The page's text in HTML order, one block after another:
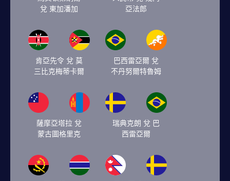
兌 東加潘加
亞法郎
肯亞先令 兌 莫
三比克梅蒂卡爾
巴西雷亞爾 兌
不丹努爾特魯姆
薩摩亞塔拉 兌
蒙古圖格里克
瑞典克朗 兌 巴
西雷亞爾